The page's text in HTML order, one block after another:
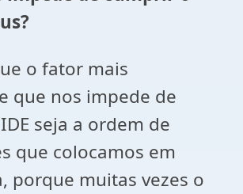
o fator mais
que nos impede de
seja a ordem de
que colocamos em
porque muitas vezes o